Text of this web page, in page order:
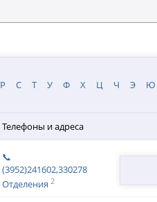
Р С Т У Ф Х Ц Ч Э Ю
Телефоны и адреса
📞
(3952)241602,330278
Отделения 2